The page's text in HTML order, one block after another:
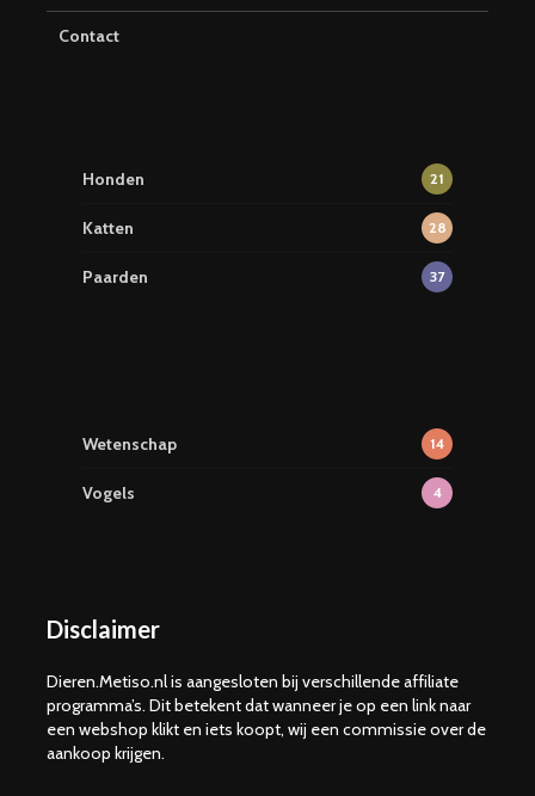
Contact
Honden 21
Katten 28
Paarden 37
Wetenschap 14
Vogels 4
Disclaimer
Dieren.Metiso.nl is aangesloten bij verschillende affiliate
programma’s. Dit betekent dat wanneer je op een link naar
een webshop klikt en iets koopt, wij een commissie over de
aankoop krijgen.